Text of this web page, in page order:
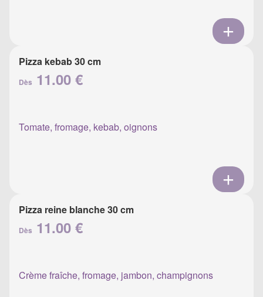
Pizza kebab 30 cm
Dès 11.00 €
Tomate, fromage, kebab, oignons
Pizza reine blanche 30 cm
Dès 11.00 €
Crème fraîche, fromage, jambon, champignons